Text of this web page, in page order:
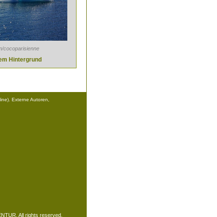
cocoparisienne
Hintergrund
Externe Autoren,
All rights reserved.